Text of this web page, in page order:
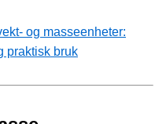
og masseenheter:
praktisk bruk